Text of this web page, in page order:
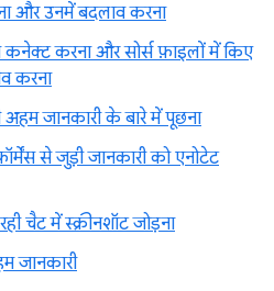
और उनमें बदलाव करना
करना और सोर्स फ़ाइलों में किए
करना
जानकारी के बारे में पूछना
से जुड़ी जानकारी को एनोटेट
चैट में स्क्रीनशॉट जोड़ना
जानकारी